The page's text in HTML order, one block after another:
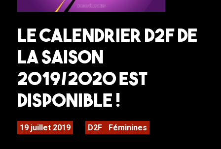
Le calendrier D2F de
la saison
2019/2020 est
disponible !
19 juillet 2019 D2F Féminines